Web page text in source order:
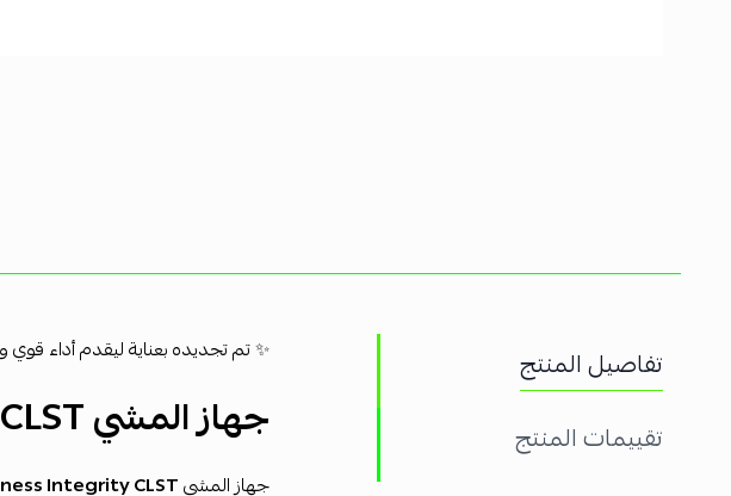
تفاصيل المنتج
تقييمات المنتج
✨ تم تجديده بعناية ليقدم أداء قوي
جهاز المشي Life Fitness Integrity CLST مجدد
جهاز المشيIntegrity CLST